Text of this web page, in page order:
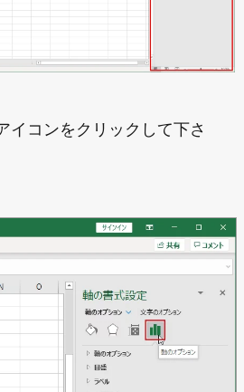
イコンをクリックして下さ